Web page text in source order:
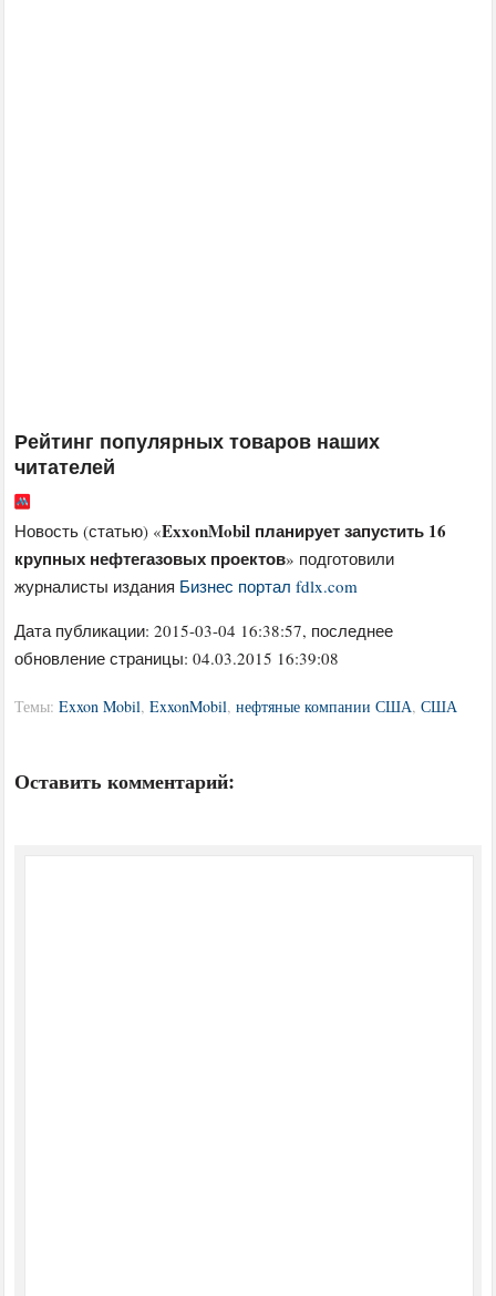
Рейтинг популярных товаров наших
читателей
Новость (статью) «ExxonMobil планирует запустить 16
крупных нефтегазовых проектов» подготовили
журналисты издания Бизнес портал fdlx.com
Дата публикации:2015-03-04 16:38:57, последнее
обновление страницы: 04.03.2015 16:39:08
Темы:Exxon Mobil,ExxonMobil,нефтяные компании США,США
Оставить комментарий: